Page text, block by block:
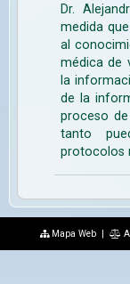
Dr.
medida
al
médica de
la
de la
proceso
tanto
protocolos
Mapa Web|